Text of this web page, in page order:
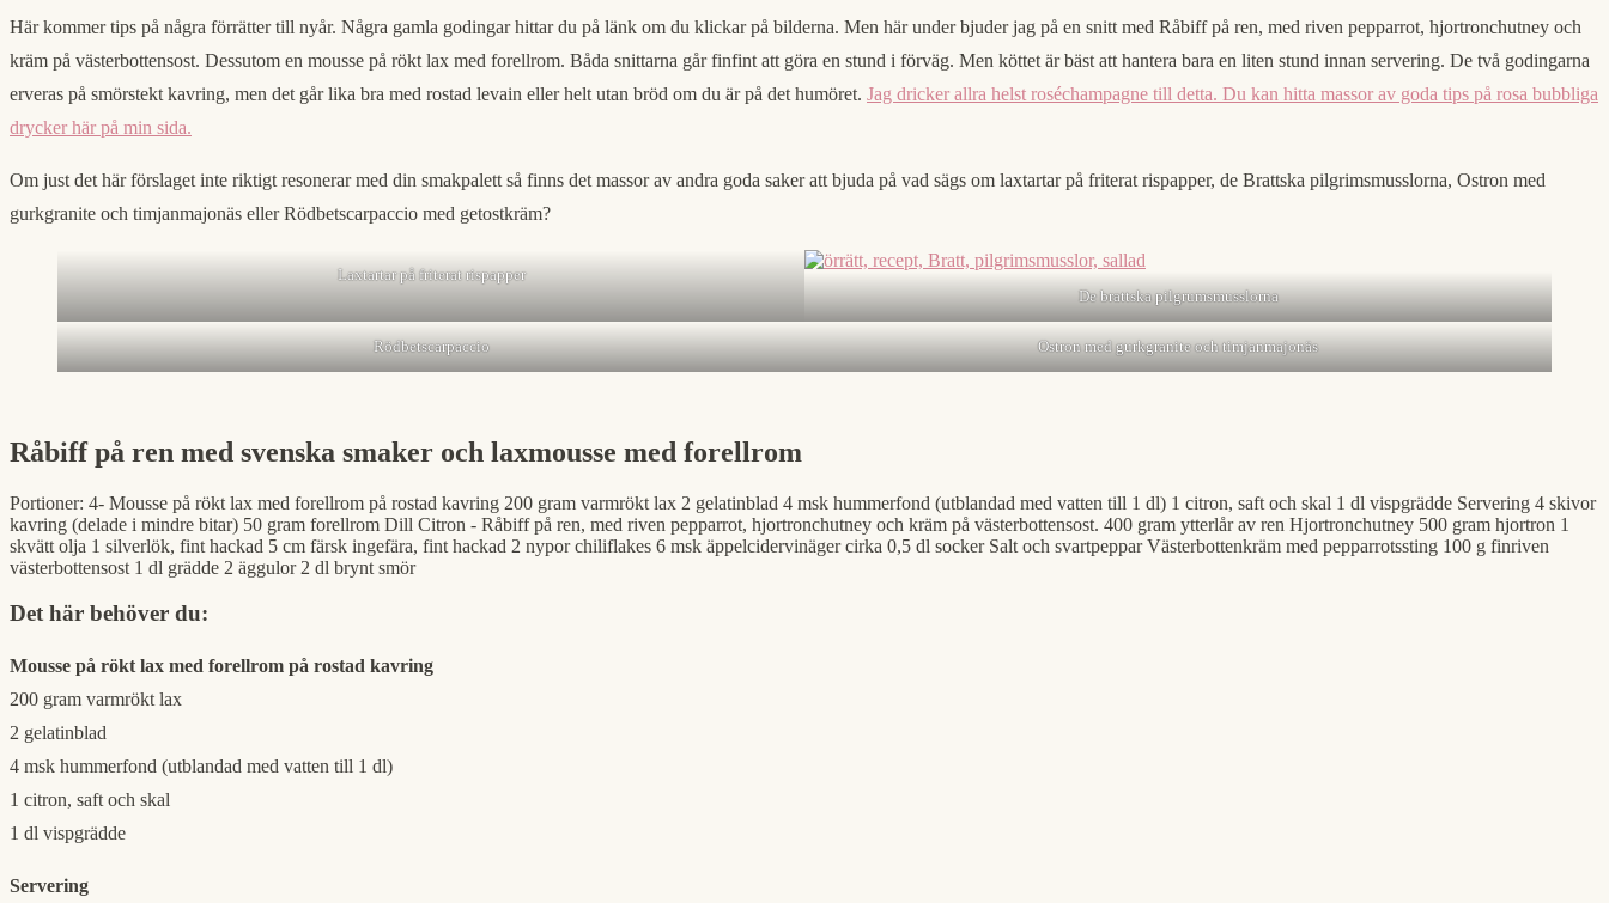
Här kommer tips på några förrätter till nyår. Några gamla godingar hittar du på länk om du klickar på bilderna. Men här under bjuder jag på en snitt med Råbiff på ren, med riven pepparrot, hjortronchutney och
kräm på västerbottensost. Dessutom en mousse på rökt lax med forellrom. Båda snittarna går finfint att göra en stund i förväg. Men köttet är bäst att hantera bara en liten stund innan servering. De två godingarna
erveras på smörstekt kavring, men det går lika bra med rostad levain eller helt utan bröd om du är på det humöret. Jag dricker allra helst roséchampagne till detta. Du kan hitta massor av goda tips på rosa bubbliga
drycker här på min sida.
Om just det här förslaget inte riktigt resonerar med din smakpalett så finns det massor av andra goda saker att bjuda på vad sägs om laxtartar på friterat rispapper, de Brattska pilgrimsmusslorna, Ostron med
gurkgranite och timjanmajonäs eller Rödbetscarpaccio med getostkräm?
Laxtartar på friterat rispapper
De brattska pilgrumsmusslorna
Rödbetscarpaccio Ostron med gurkgranite och timjanmajonäs
Råbiff på ren med svenska smaker och laxmousse med forellrom
Portioner: 4- Mousse på rökt lax med forellrom på rostad kavring 200 gram varmrökt lax 2 gelatinblad 4 msk hummerfond (utblandad med vatten till 1 dl) 1 citron, saft och skal 1 dl vispgrädde Servering 4 skivor
kavring (delade i mindre bitar) 50 gram forellrom Dill Citron - Råbiff på ren, med riven pepparrot, hjortronchutney och kräm på västerbottensost. 400 gram ytterlår av ren Hjortronchutney 500 gram hjortron 1
skvätt olja 1 silverlök, fint hackad 5 cm färsk ingefära, fint hackad 2 nypor chiliflakes 6 msk äppelcidervinäger cirka 0,5 dl socker Salt och svartpeppar Västerbottenkräm med pepparrotssting 100 g finriven
västerbottensost 1 dl grädde 2 äggulor 2 dl brynt smör
Det här behöver du:
Mousse på rökt lax med forellrom på rostad kavring
200 gram varmrökt lax
2 gelatinblad
4 msk hummerfond (utblandad med vatten till 1 dl)
1 citron, saft och skal
1 dl vispgrädde
Servering